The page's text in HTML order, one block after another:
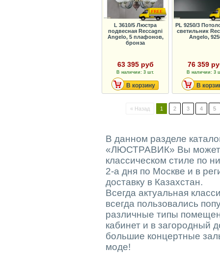
L 3610/5 Люстра
подвесная Reccagni
Angelo, 5 плафонов,
бронза
63 395 руб
В наличии: 3 шт.
В корзину
PL 9250/3
светильник
Angelo,
76 359
В наличии: 3
В
« Назад 1 2 3 4 5
В данном разделе
«ЛЮСТРАВИК» Вы
классическом стиле по
2-а дня по Москве и в
доставку в Казахстан.
Всегда актуальная
всегда пользовались
различные типы
кабинет и в загородный
большие концертные
моде!